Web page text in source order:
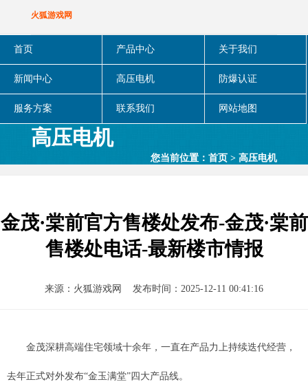
火狐游戏网
首页 产品中心 关于我们
新闻中心 高压电机 防爆认证
服务方案 联系我们 网站地图
高压电机
您当前位置：首页 >高压电机
金茂·棠前官方售楼处发布-金茂·棠前
售楼处电话-最新楼市情报
来源： 火狐游戏网 发布时间：2025-12-11 00:41:16
金茂深耕高端住宅领域十余年，一直在产品力上持续迭代经营，
去年正式对外发布“金玉满堂”四大产品线。